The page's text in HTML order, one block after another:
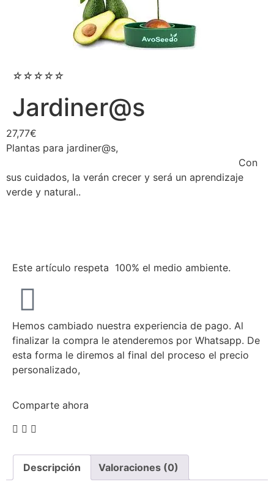
☆☆☆☆☆
Jardiner@s
27,77€
Plantas para jardiner@s,
Con
sus cuidados, la verán crecer y será un aprendizaje
verde y natural..
Este artículo respeta 100% el medio ambiente.
Hemos cambiado nuestra experiencia de pago. Al
finalizar la compra le atenderemos por Whatsapp. De
esta forma le diremos al final del proceso el precio
personalizado,
Comparte ahora
Descripción Valoraciones (0)